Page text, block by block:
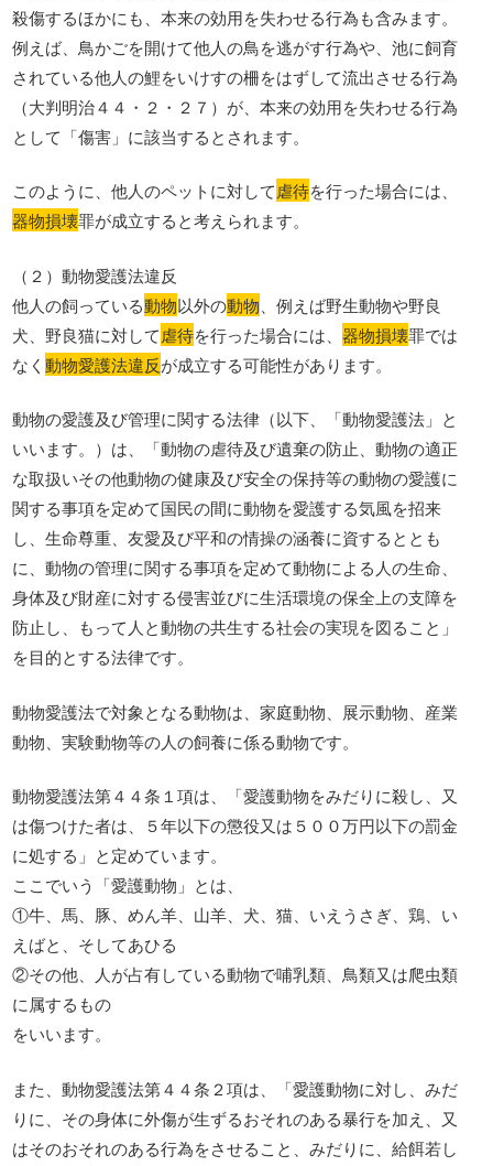
殺傷するほかにも、本来の効用を失わせる行為も含みます。
例えば、鳥かごを開けて他人の鳥を逃がす行為や、池に飼育
されている他人の鯉をいけすの柵をはずして流出させる行為
（大判明治４４・２・２７）が、本来の効用を失わせる行為
として「傷害」に該当するとされます。
このように、他人のペットに対して虐待を行った場合には、
器物損壊罪が成立すると考えられます。
（２）動物愛護法違反
他人の飼っている動物以外の動物 、例えば野生動物や野良
犬、野良猫に対して虐待を行った場合には、器物損壊罪では
なく動物愛護法違反が成立する可能性があります。
動物の愛護及び管理に関する法律（以下、「動物愛護法」と
いいます。）は、「動物の虐待及び遺棄の防止、動物の適正
な取扱いその他動物の健康及び安全の保持等の動物の愛護に
関する事項を定めて国民の間に動物を愛護する気風を招来
し、生命尊重、友愛及び平和の情操の涵養に資するととも
に、動物の管理に関する事項を定めて動物による人の生命、
身体及び財産に対する侵害並びに生活環境の保全上の支障を
防止し、もって人と動物の共生する社会の実現を図ること」
を目的とする法律です。
動物愛護法で対象となる動物は、家庭動物、展示動物、産業
動物、実験動物等の人の飼養に係る動物です。
動物愛護法第４４条１項は、「愛護動物をみだりに殺し、又
は傷つけた者は、５年以下の懲役又は５００万円以下の罰金
に処する」と定めています。
ここでいう「愛護動物」とは、
①牛、馬、豚、めん羊、山羊、犬、猫、いえうさぎ、鶏、い
えばと、そしてあひる
②その他、人が占有している動物で哺乳類、鳥類又は爬虫類
に属するもの
をいいます。
また、動物愛護法第４４条２項は、「愛護動物に対し、みだ
りに、その身体に外傷が生ずるおそれのある暴行を加え、又
はそのおそれのある行為をさせること、みだりに、給餌若し